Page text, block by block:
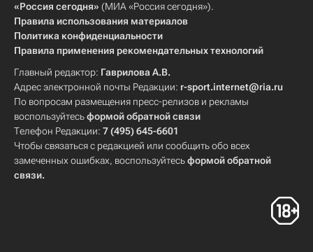
«Россия сегодня» (МИА «Россия сегодня»).
Правила использования материалов
Политика конфиденциальности
Правила применения рекомендательных технологий
Главный редактор: Гаврилова А.В.
Адрес электронной почты Редакции: r-sport.internet@ria.ru
По вопросам размещения пресс-релизов и рекламы
воспользуйтесьформой обратной связи
Телефон Редакции: 7 (495) 645-6601
Чтобы связаться с редакцией или сообщить обо всех
замеченных ошибках, воспользуйтесьформой обратной
связи.